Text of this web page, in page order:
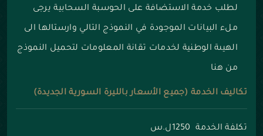
لطلب خدمة الاستضافة على الحوسبة السحابية يرجى
ملء البيانات الموجودة في النموذج التالي وارستالها الى
الهيىة الوطنية لخدمات تقانة المعلومات لتحميل النموذج
من هنا
تكاليف الخدمة (جميع الأسعار بالليرة السورية الجديدة)
تكلفة الخدمة 1250ل.س